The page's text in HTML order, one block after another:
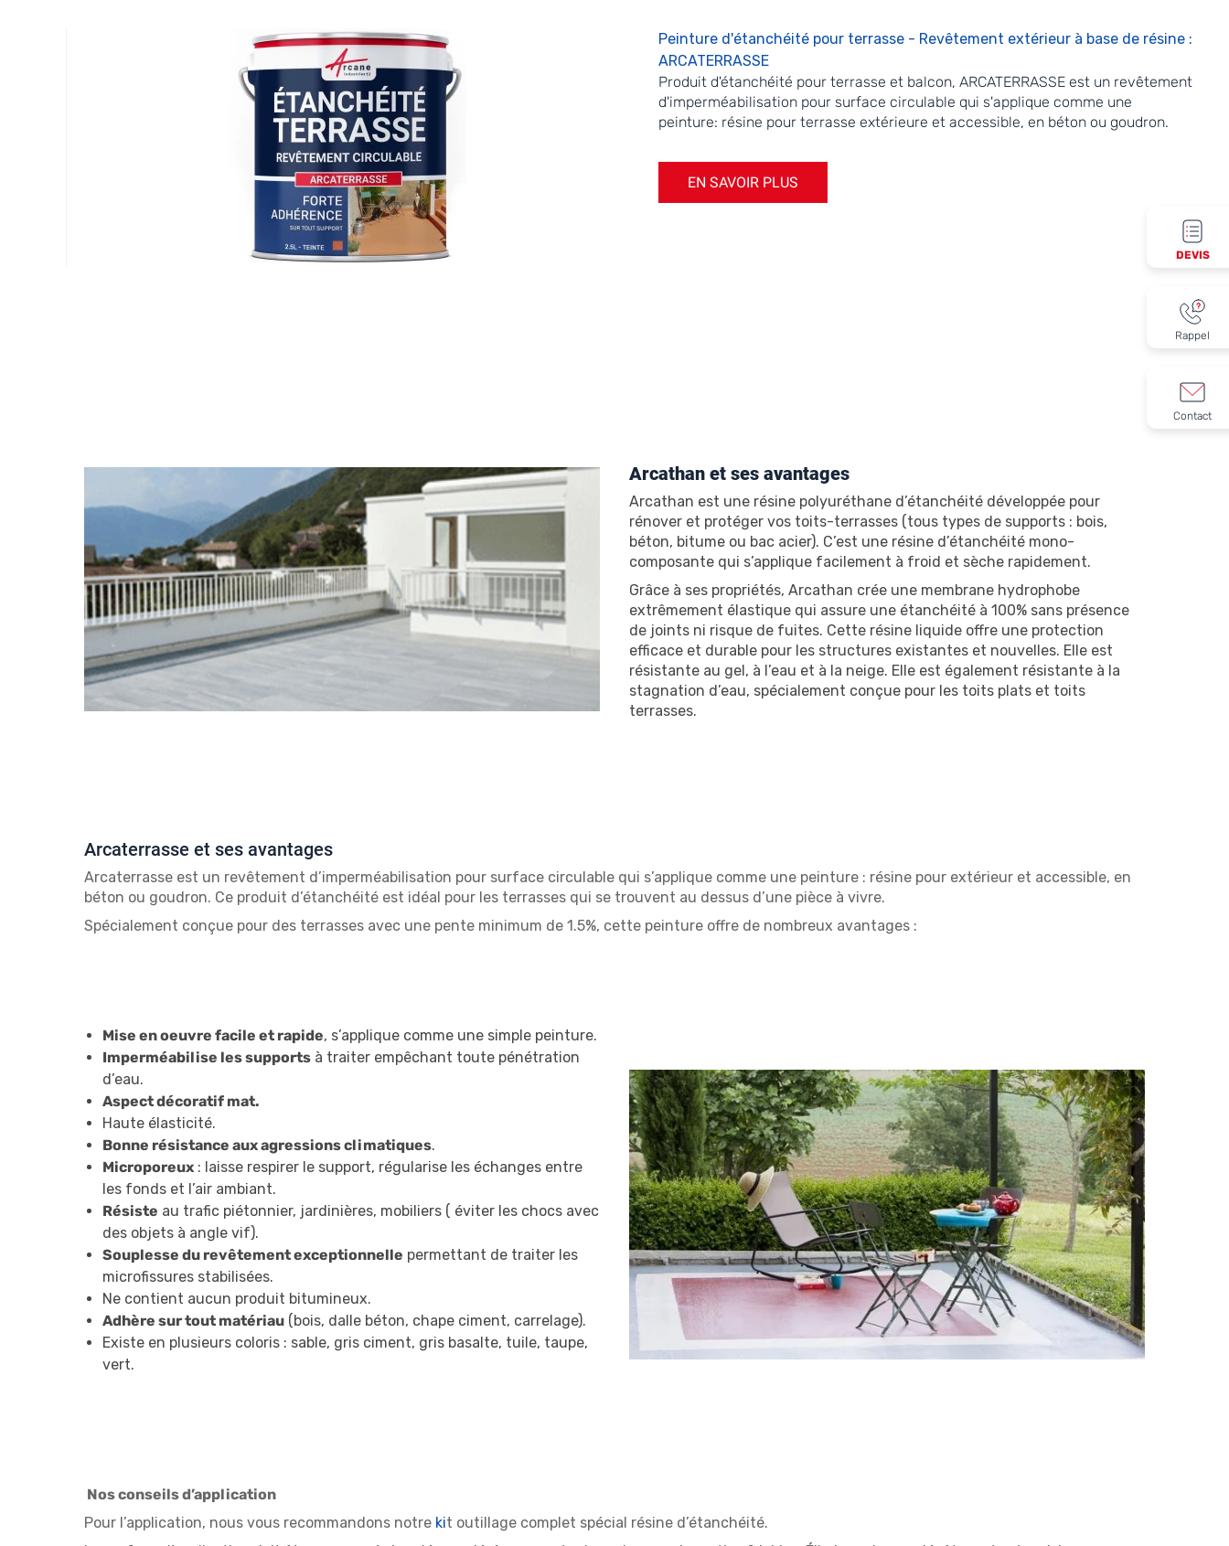
Peinture d'étanchéité pour terrasse - Revêtement extérieur à base de résine :
ARCATERRASSE
Produit d'étanchéité pour terrasse et balcon, ARCATERRASSE est un revêtement
d'imperméabilisation pour surface circulable qui s'applique comme une
peinture: résine pour terrasse extérieure et accessible, en béton ou goudron.
EN SAVOIR PLUS
Arcathan et ses avantages
Arcathan est une résine polyuréthane d’étanchéité développée pour
rénover et protéger vos toits-terrasses (tous types de supports : bois,
béton, bitume ou bac acier). C’est une résine d’étanchéité mono-
composante qui s’applique facilement à froid et sèche rapidement.
Grâce à ses propriétés, Arcathan crée une membrane hydrophobe
extrêmement élastique qui assure une étanchéité à 100% sans présence
de joints ni risque de fuites. Cette résine liquide offre une protection
efficace et durable pour les structures existantes et nouvelles. Elle est
résistante au gel, à l’eau et à la neige. Elle est également résistante à la
stagnation d’eau, spécialement conçue pour les toits plats et toits
terrasses.
Arcaterrasse et ses avantages
Arcaterrasse est un revêtement d’imperméabilisation pour surface circulable qui s’applique comme une peinture : résine pour extérieur et accessible, en
béton ou goudron. Ce produit d’étanchéité est idéal pour les terrasses qui se trouvent au dessus d’une pièce à vivre.
Spécialement conçue pour des terrasses avec une pente minimum de 1.5%, cette peinture offre de nombreux avantages :
Mise en oeuvre facile et rapide, s’applique comme une simple peinture.
Imperméabilise les supports à traiter empêchant toute pénétration
d’eau.
Aspect décoratif mat.
Haute élasticité.
Bonne résistance aux agressions climatiques.
Microporeux : laisse respirer le support, régularise les échanges entre
les fonds et l’air ambiant.
Résiste au trafic piétonnier, jardinières, mobiliers ( éviter les chocs avec
des objets à angle vif).
Souplesse du revêtement exceptionnelle permettant de traiter les
microfissures stabilisées.
Ne contient aucun produit bitumineux.
Adhère sur tout matériau (bois, dalle béton, chape ciment, carrelage).
Existe en plusieurs coloris : sable, gris ciment, gris basalte, tuile, taupe,
vert.
Nos conseils d’application
Pour l’application, nous vous recommandons notre kit outillage complet spécial résine d’étanchéité.
DEVIS
Rappel
Contact